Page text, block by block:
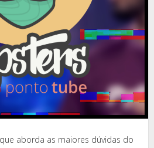
aborda as maiores dúvidas do